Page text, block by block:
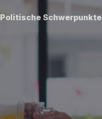
Politische Schwerpunkte